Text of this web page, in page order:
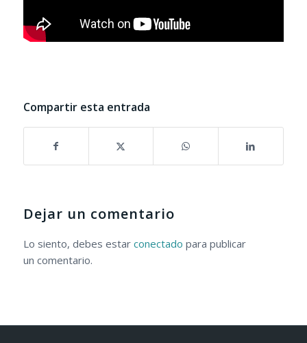
Compartir esta entrada
Dejar un comentario
Lo siento, debes estar conectado para publicar
un comentario.